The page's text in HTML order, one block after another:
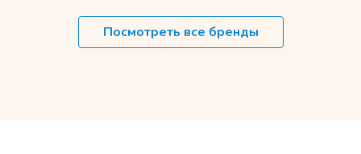
Посмотреть все бренды